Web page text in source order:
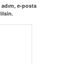
e-posta